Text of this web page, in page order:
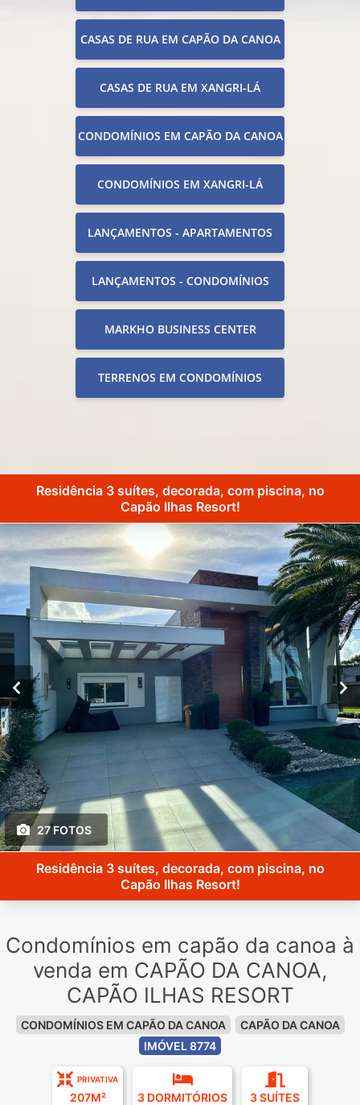
CASAS DE RUA EM CAPÃO DA CANOA
CASAS DE RUA EM XANGRI-LÁ
CONDOMÍNIOS EM CAPÃO DA CANOA
CONDOMÍNIOS EM XANGRI-LÁ
LANÇAMENTOS - APARTAMENTOS
LANÇAMENTOS - CONDOMÍNIOS
MARKHO BUSINESS CENTER
TERRENOS EM CONDOMÍNIOS
Residência 3 suítes, decorada, com piscina, no
Capão Ilhas Resort!
27 FOTOS
Residência 3 suítes, decorada, com piscina, no
Capão Ilhas Resort!
Condomínios em capão da canoa à
venda em CAPÃO DA CANOA,
CAPÃO ILHAS RESORT
CONDOMÍNIOS EM CAPÃO DA CANOA
CAPÃO DA CANOA
IMÓVEL 8774
PRIVATIVA
207M² 3 DORMITÓRIOS 3 SUÍTES